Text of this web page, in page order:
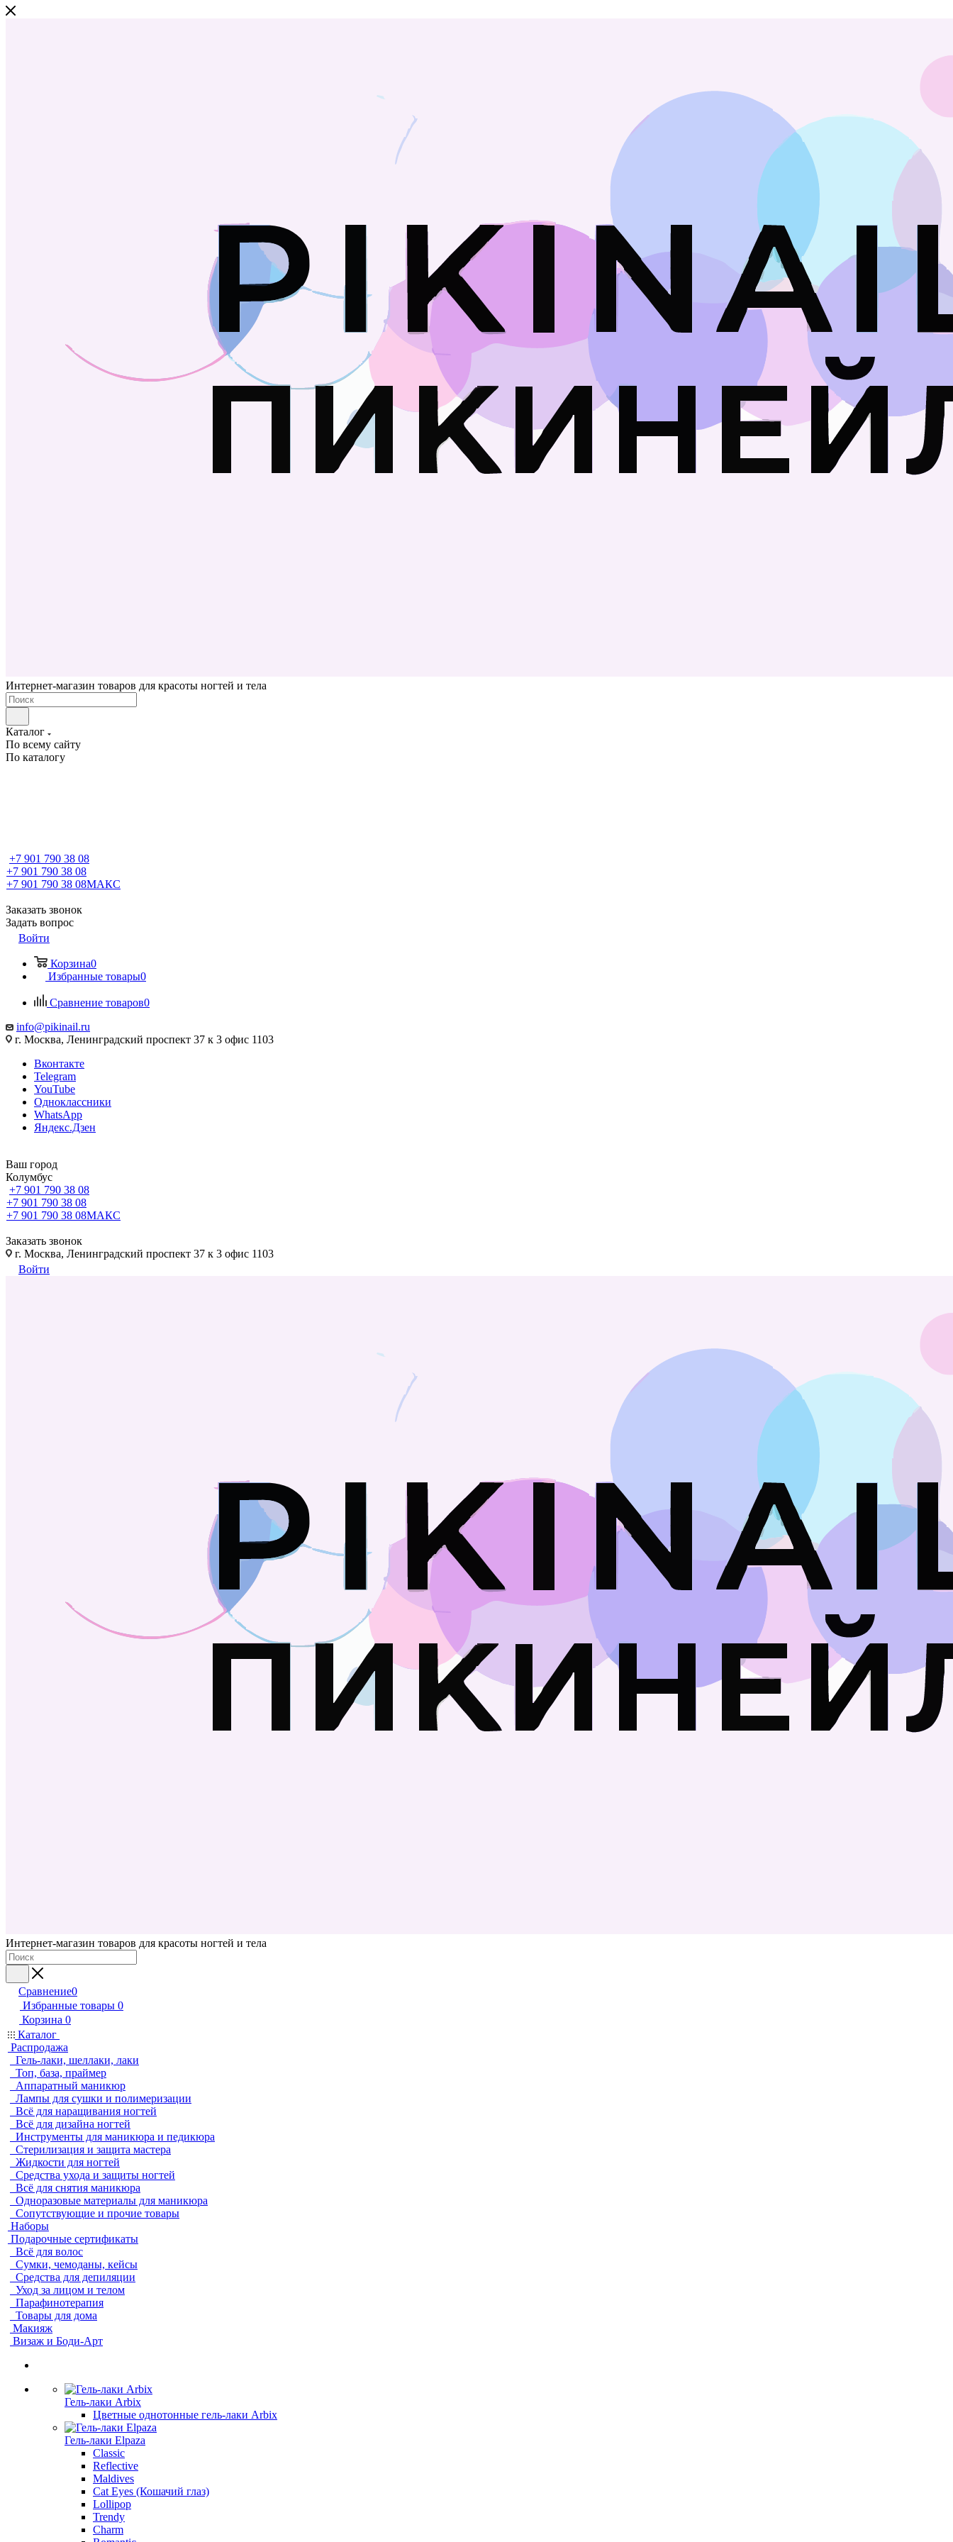
Интернет-магазин товаров для красоты ногтей и тела
Каталог
По всему сайту
По каталогу
+7 901 790 38 08
+7 901 790 38 08
+7 901 790 38 08МАКС
Заказать звонок
Задать вопрос
Войти
Корзина0
Избранные товары0
Сравнение товаров0
info@pikinail.ru
г. Москва, Ленинградский проспект 37 к 3 офис 1103
Вконтакте
Telegram
YouTube
Одноклассники
WhatsApp
Яндекс.Дзен
Ваш город
Колумбус
+7 901 790 38 08
+7 901 790 38 08
+7 901 790 38 08МАКС
Заказать звонок
г. Москва, Ленинградский проспект 37 к 3 офис 1103
Войти
Интернет-магазин товаров для красоты ногтей и тела
Сравнение0
Избранные товары 0
Корзина 0
Каталог
Распродажа
Гель-лаки, шеллаки, лаки
Топ, база, праймер
Аппаратный маникюр
Лампы для сушки и полимеризации
Всё для наращивания ногтей
Всё для дизайна ногтей
Инструменты для маникюра и педикюра
Стерилизация и защита мастера
Жидкости для ногтей
Средства ухода и защиты ногтей
Всё для снятия маникюра
Одноразовые материалы для маникюра
Сопутствующие и прочие товары
Наборы
Подарочные сертификаты
Всё для волос
Сумки, чемоданы, кейсы
Средства для депиляции
Уход за лицом и телом
Парафинотерапия
Товары для дома
Макияж
Визаж и Боди-Арт
Гель-лаки Arbix
Цветные однотонные гель-лаки Arbix
Гель-лаки Elpaza
Classic
Reflective
Maldives
Cat Eyes (Кошачий глаз)
Lollipop
Trendy
Charm